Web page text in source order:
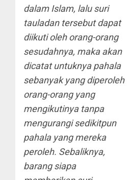
dalam Islam, lalu suri
tauladan tersebut dapat
diikuti oleh orang-orang
sesudahnya, maka akan
dicatat untuknya pahala
sebanyak yang diperoleh
orang-orang yang
mengikutinya tanpa
mengurangi sedikitpun
pahala yang mereka
peroleh. Sebaliknya,
barang siapa